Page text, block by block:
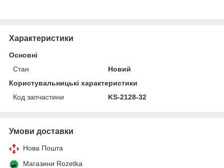
Характеристики
Основні
Стан
Новий
Користувальницькі характеристики
Код запчастини
KS-2128-32
Умови доставки
Нова Пошта
Магазини Rozetka